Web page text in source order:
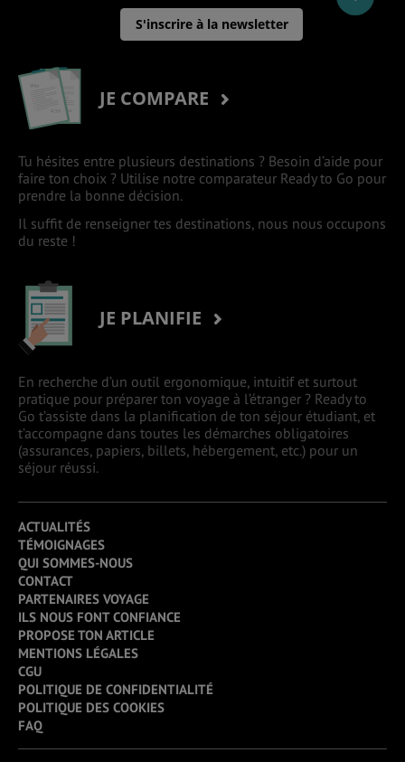
S'inscrire à la newsletter
JE COMPARE
Tu hésites entre plusieurs destinations ? Besoin d’aide pour
faire ton choix ? Utilise notre comparateur Ready to Go pour
prendre la bonne décision.
Il suffit de renseigner tes destinations, nous nous occupons
du reste !
JE PLANIFIE
En recherche d’un outil ergonomique, intuitif et surtout
pratique pour préparer ton voyage à l’étranger ? Ready to
Go t’assiste dans la planification de ton séjour étudiant, et
t’accompagne dans toutes les démarches obligatoires
(assurances, papiers, billets, hébergement, etc.) pour un
séjour réussi.
ACTUALITÉS
TÉMOIGNAGES
QUI SOMMES-NOUS
CONTACT
PARTENAIRES VOYAGE
ILS NOUS FONT CONFIANCE
PROPOSE TON ARTICLE
MENTIONS LÉGALES
CGU
POLITIQUE DE CONFIDENTIALITÉ
POLITIQUE DES COOKIES
FAQ